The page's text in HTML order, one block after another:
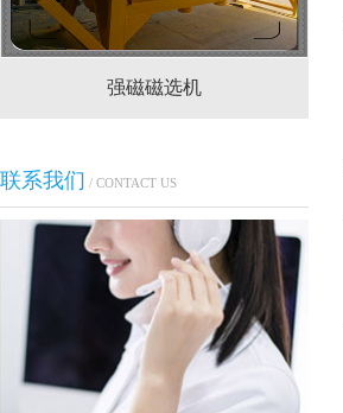
强磁磁选机
联系我们 / CONTACT US